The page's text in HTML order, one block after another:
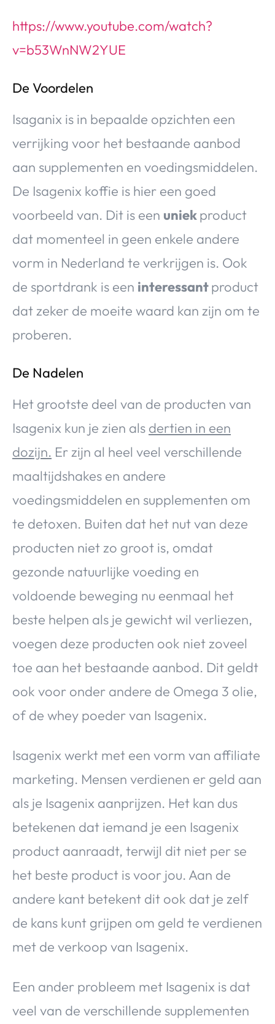
https://www.youtube.com/watch?
v=b53WnNW2YUE
De Voordelen
Isaganix is in bepaalde opzichten een
verrijking voor het bestaande aanbod
aan supplementen en voedingsmiddelen.
De Isagenix koffie is hier een goed
voorbeeld van. Dit is een uniekproduct
dat momenteel in geen enkele andere
vorm in Nederland te verkrijgen is. Ook
de sportdrank is een interessantproduct
dat zeker de moeite waard kan zijn om te
proberen.
De Nadelen
Het grootste deel van de producten van
Isagenix kun je zien als dertien in een
dozijn. Er zijn al heel veel verschillende
maaltijdshakes en andere
voedingsmiddelen en supplementen om
te detoxen. Buiten dat het nut van deze
producten niet zo groot is, omdat
gezonde natuurlijke voeding en
voldoende beweging nu eenmaal het
beste helpen als je gewicht wil verliezen,
voegen deze producten ook niet zoveel
toe aan het bestaande aanbod. Dit geldt
ook voor onder andere de Omega 3 olie,
of de whey poeder van Isagenix.
Isagenix werkt met een vorm van affiliate
marketing. Mensen verdienen er geld aan
als je Isagenix aanprijzen. Het kan dus
betekenen dat iemand je een Isagenix
product aanraadt, terwijl dit niet per se
het beste product is voor jou. Aan de
andere kant betekent dit ook dat je zelf
de kans kunt grijpen om geld te verdienen
met de verkoop van Isagenix.
Een ander probleem met Isagenix is dat
veel van de verschillende supplementen